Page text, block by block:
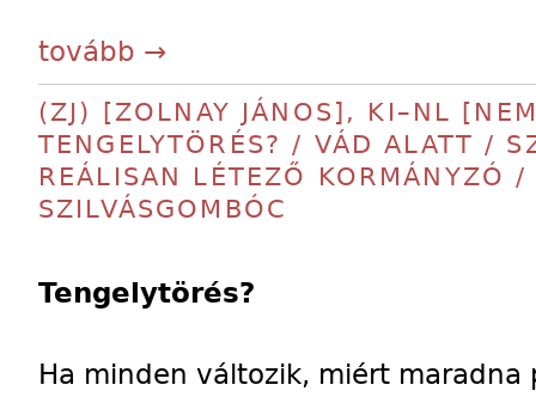
tovább →
(ZJ) [ZOLNAY JÁNOS], KI–NL
TENGELYTÖRÉS? / VÁD ALATT /
REÁLISAN LÉTEZŐ KORMÁNYZÓ
SZILVÁSGOMBÓC
Tengelytörés?
Ha minden változik, miért maradna